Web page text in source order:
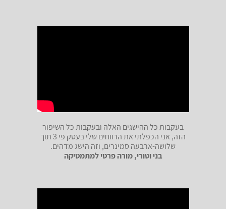
בעקבות כל ההישגים האלה ובעקבות כל השיפור
הזה, אני הכפלתי את הרווחים שלי בעסק פי 3 תוך
שלושה-ארבעה סמינרים, וזה הישג מדהים.
בני וטורי, מורה פרטי למתמטיקה